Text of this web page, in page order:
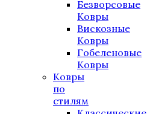
Безворсовые
Ковры
Вискозные
Ковры
Гобеленовые
Ковры
Ковры
по
стилям